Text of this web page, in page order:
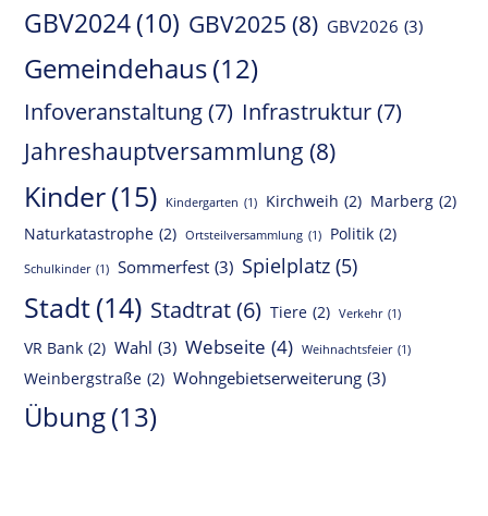
GBV2024(10) GBV2025 (8) GBV2026 (3)
Gemeindehaus(12)
Infoveranstaltung(7) Infrastruktur(7)
Jahreshauptversammlung (8)
Kinder(15) Kindergarten (1) Kirchweih (2) Marberg (2)
Naturkatastrophe (2) Ortsteilversammlung (1) Politik (2)
Schulkinder (1) Sommerfest (3) Spielplatz (5)
Stadt(14) Stadtrat (6) Tiere (2) Verkehr (1)
VR Bank (2) Wahl (3) Webseite (4) Weihnachtsfeier (1)
Weinbergstraße (2) Wohngebietserweiterung (3)
Übung(13)